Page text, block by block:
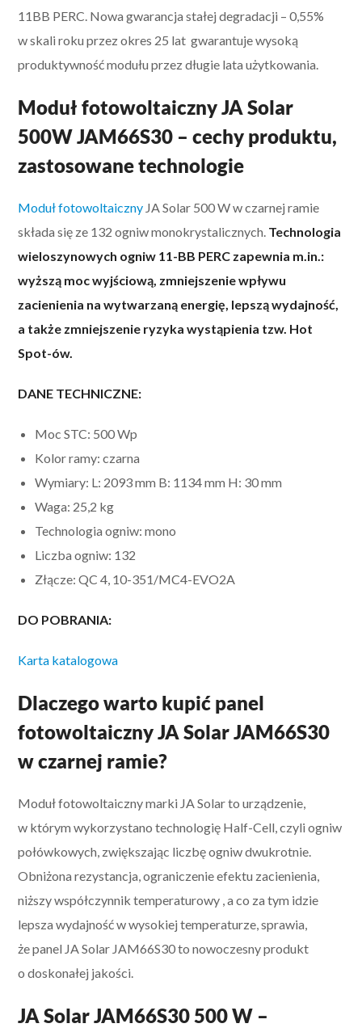
11BB PERC. Nowa gwarancja stałej degradacji – 0,55%
w skali roku przez okres 25 lat gwarantuje wysoką
produktywność modułu przez długie lata użytkowania.
Moduł fotowoltaiczny JA Solar
500W JAM66S30 – cechy produktu,
zastosowane technologie
Moduł fotowoltaiczny JA Solar 500 W w czarnej ramie
składa się ze 132 ogniw monokrystalicznych. Technologia
wieloszynowych ogniw 11-BB PERC zapewnia m.in.:
wyższą moc wyjściową, zmniejszenie wpływu
zacienienia na wytwarzaną energię, lepszą wydajność,
a także zmniejszenie ryzyka wystąpienia tzw. Hot
Spot-ów.
DANE TECHNICZNE:
Moc STC: 500 Wp
Kolor ramy: czarna
Wymiary: L: 2093 mm B: 1134 mm H: 30 mm
Waga: 25,2 kg
Technologia ogniw: mono
Liczba ogniw: 132
Złącze: QC 4, 10-351/MC4-EVO2A
DO POBRANIA:
Karta katalogowa
Dlaczego warto kupić panel
fotowoltaiczny JA Solar JAM66S30
w czarnej ramie?
Moduł fotowoltaiczny marki JA Solar to urządzenie,
w którym wykorzystano technologię Half-Cell, czyli ogniw
połówkowych, zwiększając liczbę ogniw dwukrotnie.
Obniżona rezystancja, ograniczenie efektu zacienienia,
niższy współczynnik temperaturowy , a co za tym idzie
lepsza wydajność w wysokiej temperaturze, sprawia,
że panel JA Solar JAM66S30 to nowoczesny produkt
o doskonałej jakości.
JA Solar JAM66S30 500 W –